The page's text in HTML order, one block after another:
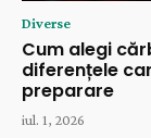
Diverse
Cum alegi
diferențele
preparare
iul. 1, 2026